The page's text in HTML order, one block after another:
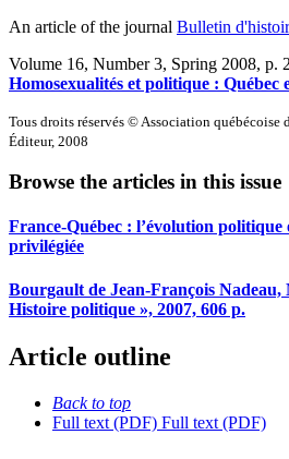
An article of the journal Bulletin
Volume 16, Number 3, Spring 2008, p.
Homosexualités et politique : Québec
Tous droits réservés © Association
Éditeur, 2008
Browse the articles in this issue
France-Québec : l’évolution politique
privilégiée
Bourgault de Jean-François
Histoire politique », 2007, 606 p.
Article outline
Back to top
Full text (PDF) Full text (PDF)